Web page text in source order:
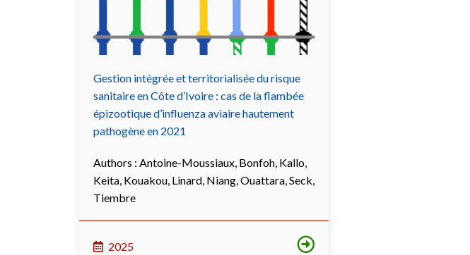
Gestion intégrée et territorialisée du risque
sanitaire en Côte d’Ivoire : cas de la flambée
épizootique d’influenza aviaire hautement
pathogène en 2021
Authors : Antoine-Moussiaux, Bonfoh, Kallo,
Keita, Kouakou, Linard, Niang,Ouattara,Seck,
Tiembre
2025